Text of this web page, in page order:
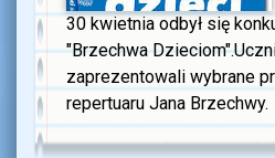
30 kwietnia odbył się
"Brzechwa
zaprezentowali wybrane
repertuaru Jana Brzechwy.